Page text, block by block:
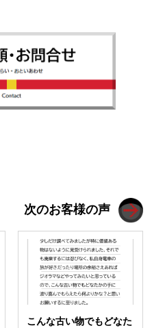
次のお客様の声
こんな古い物でもどなた